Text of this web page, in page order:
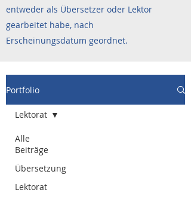
entweder als Übersetzer oder Lektor
gearbeitet habe, nach
Erscheinungsdatum geordnet.
Portfolio
Alle
Beiträge
Übersetzung
Lektorat
Lektorat